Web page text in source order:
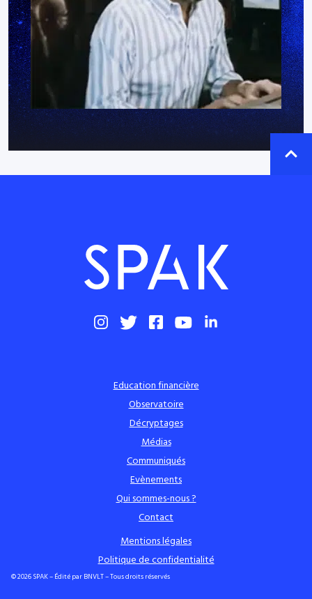
Education financière
Observatoire
Décryptages
Médias
Communiqués
Evènements
Qui sommes-nous ?
Contact
Mentions légales
Politique de confidentialité
© 2026 SPAK – Édité par BNVLT – Tous droits réservés